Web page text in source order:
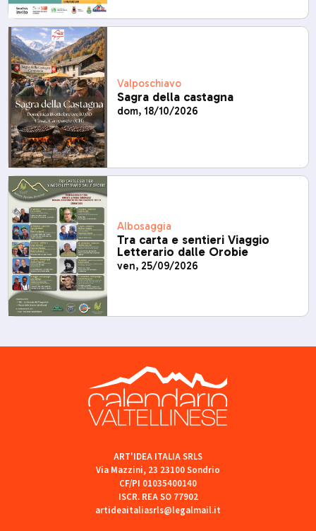
Valposchiavo
Sagra della castagna
dom, 18/10/2026
Albosaggia
Tra carta e sentieri Viaggio
Letterario dalle Orobie
ven, 25/09/2026
ART'IDEA ITALIA SRLS
Via Mazzini, 23 23100 Sondrio
CF/PI 01035400140
ISCR. REA SO 77902
artideaitaliasrls@legalmail.it